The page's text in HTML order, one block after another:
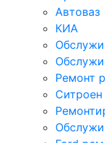
Автоваз
КИА
Ремонт
Ситроен